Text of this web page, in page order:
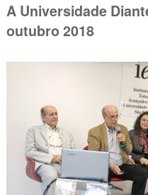
A Universidade
outubro 2018